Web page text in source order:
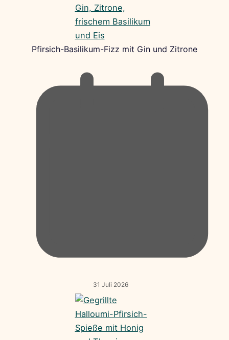
Pfirsich-Basilikum-Fizz mit Gin und Zitrone
31 Juli 2026